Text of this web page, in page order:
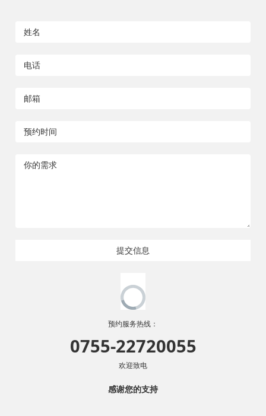
提交信息
预约服务热线：
0755-22720055
欢迎致电
感谢您的支持